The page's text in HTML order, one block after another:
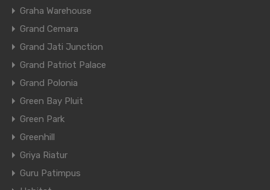
Graha Warehouse
Grand Cemara
Grand Jati Junction
Grand Patriot Palace
Grand Polonia
Green Bay Pluit
Green Park
Greenhill
Griya Riatur
Guru Patimpus